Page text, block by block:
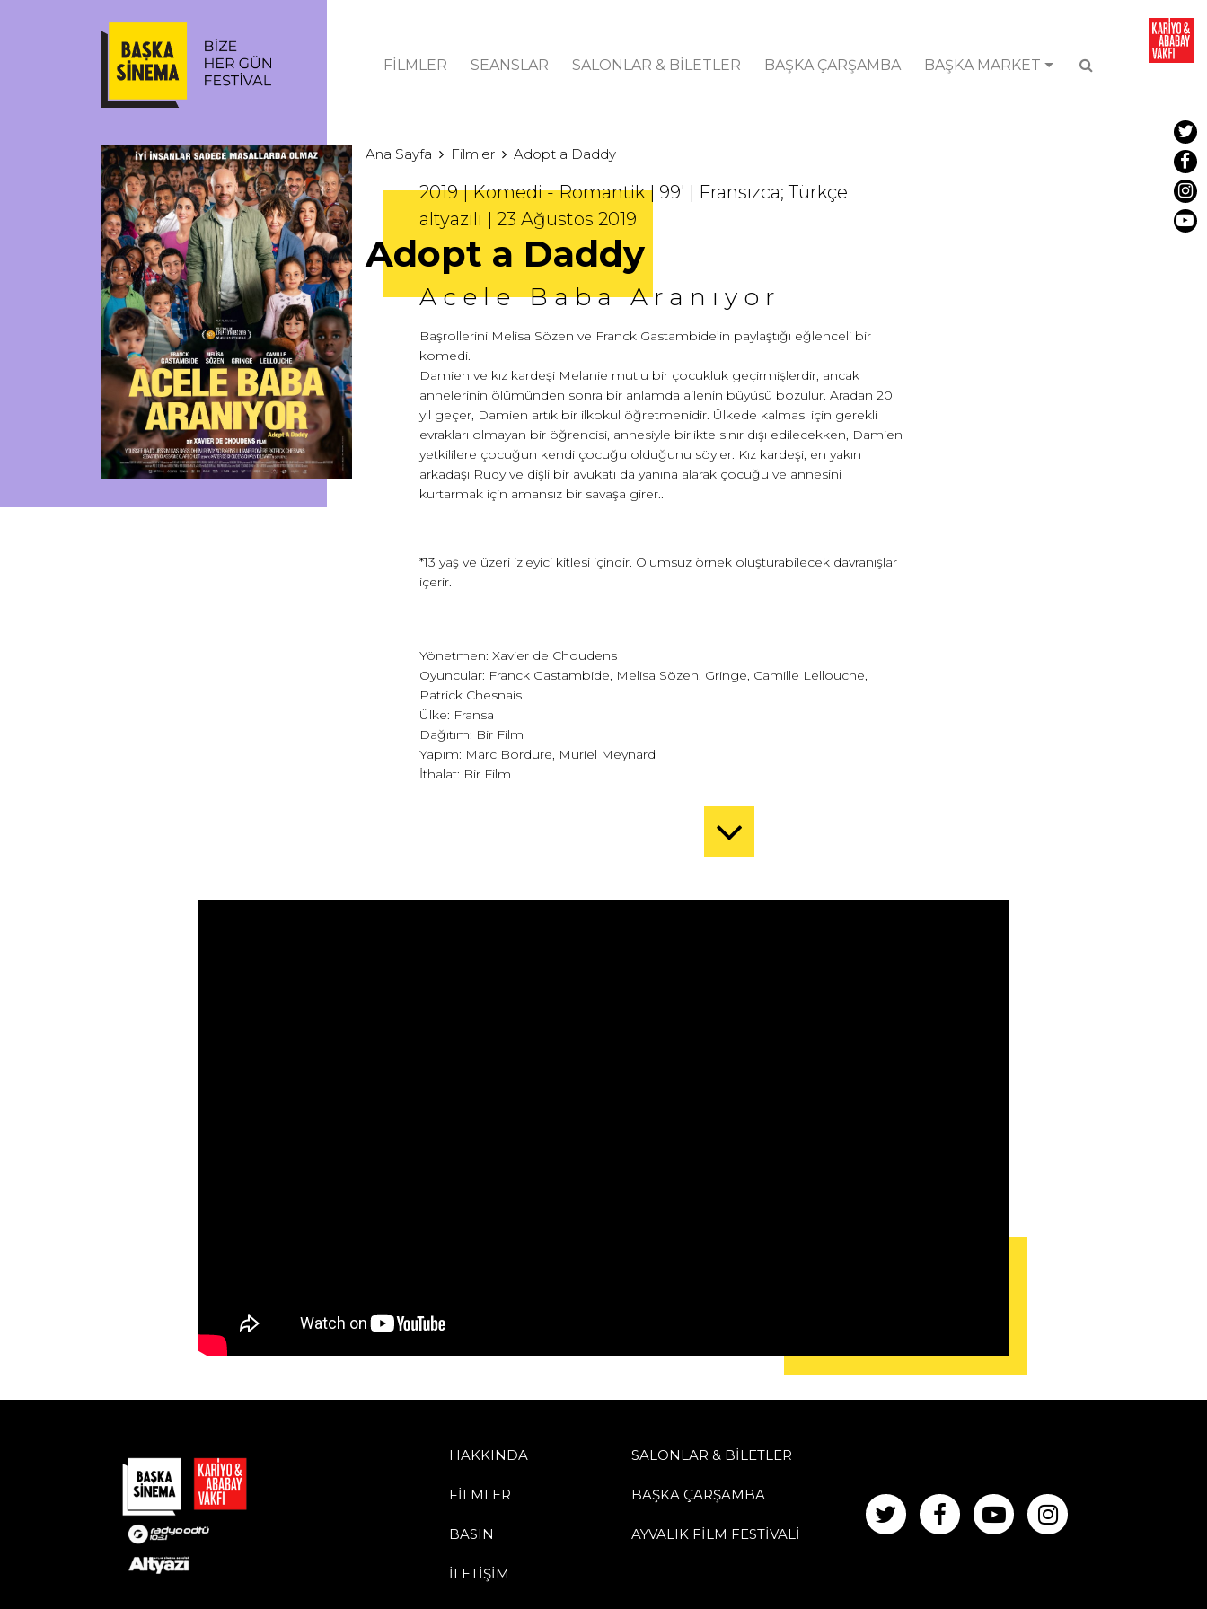
FİLMLER SEANSLAR SALONLAR & BİLETLER BAŞKA ÇARŞAMBA BAŞKA MARKET
Ana Sayfa Filmler Adopt a Daddy
2019 | Komedi - Romantik | 99' | Fransızca; Türkçe
altyazılı | 23 Ağustos 2019
Adopt a Daddy
Acele Baba Aranıyor
Başrollerini Melisa Sözen ve Franck Gastambide’in paylaştığı eğlenceli bir
komedi.
Damien ve kız kardeşi Melanie mutlu bir çocukluk geçirmişlerdir; ancak
annelerinin ölümünden sonra bir anlamda ailenin büyüsü bozulur. Aradan 20
yıl geçer, Damien artık bir ilkokul öğretmenidir. Ülkede kalması için gerekli
evrakları olmayan bir öğrencisi, annesiyle birlikte sınır dışı edilecekken, Damien
yetkililere çocuğun kendi çocuğu olduğunu söyler. Kız kardeşi, en yakın
arkadaşı Rudy ve dişli bir avukatı da yanına alarak çocuğu ve annesini
kurtarmak için amansız bir savaşa girer..
*13 yaş ve üzeri izleyici kitlesi içindir. Olumsuz örnek oluşturabilecek davranışlar
içerir.
Yönetmen: Xavier de Choudens
Oyuncular: Franck Gastambide, Melisa Sözen, Gringe, Camille Lellouche,
Patrick Chesnais
Ülke: Fransa
Dağıtım: Bir Film
Yapım: Marc Bordure, Muriel Meynard
İthalat: Bir Film
HAKKINDA SALONLAR & BİLETLER
FİLMLER BAŞKA ÇARŞAMBA
BASIN AYVALIK FİLM FESTİVALİ
İLETİŞİM